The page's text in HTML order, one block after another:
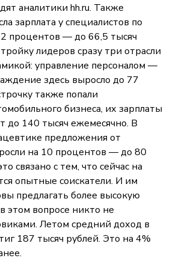
аналитики hh.ru. Также
зарплата у специалистов по
процентов — до 66,5 тысяч
лидеров сразу три отрасли
управление персоналом —
здесь выросло до 77
также попали
бизнеса, их зарплаты
до 140 тысяч ежемесячно. В
предложения от
на 10 процентов — до 80
связано с тем, что сейчас на
опытные соискатели. И им
предлагать более высокую
этом вопросе никто не
Летом средний доход в
187 тысяч рублей. Это на 4%